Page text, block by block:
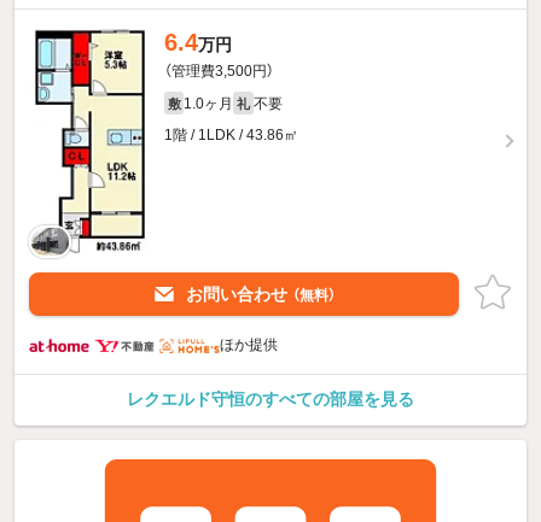
6.4万円
（管理費3,500円）
敷 1.0ヶ月 礼 不要
1階 / 1LDK / 43.86㎡
お問い合わせ （無料）
ほか提供
レクエルド守恒のすべての部屋を見る